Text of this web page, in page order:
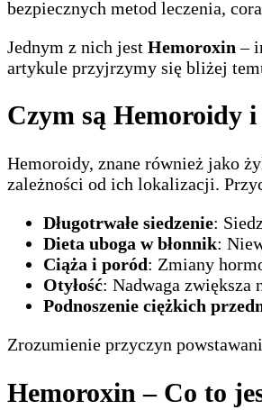
bezpiecznych metod leczenia,
Jednym z nich jest Hemoroxin –
artykule przyjrzymy się bliżej
Czym są Hemoroidy
Hemoroidy, znane również jako
zależności od ich lokalizacji.
Długotrwałe siedzenie:
Dieta uboga w błonnik:
Ciąża i poród: Zmiany
Otyłość: Nadwaga zwiększa
Podnoszenie ciężkich
Zrozumienie przyczyn
Hemoroxin – Co to